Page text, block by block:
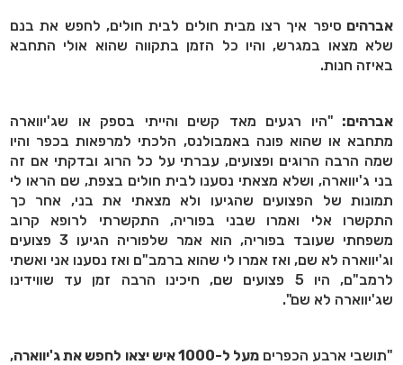
אברהיםסיפר איך רצו מבית חולים לבית חולים, לחפש את בנם
שלא מצאו במגרש, והיו כל הזמן בתקווה שהוא אולי התחבא
באיזה חנות.
אברהים: "היו רגעים מאד קשים והייתי בספק או שג'יווארה
מתחבא או שהוא פונה באמבולנס, הלכתי למרפאות בכפר והיו
שמה הרבה הרוגים ופצועים, עברתי על כל הרוג ובדקתי אם זה
בני ג'יווארה, ושלא מצאתי נסענו לבית חולים בצפת, שם הראו לי
תמונות של הפצועים שהגיעו ולא מצאתי את בני, אחר כך
התקשרו אלי ואמרו שבני בפוריה, התקשרתי לרופא קרוב
משפחתי שעובד בפוריה, הוא אמר שלפוריה הגיעו 3 פצועים
וג'יווארה לא שם, ואז אמרו לי שהוא ברמב"ם ואז נסענו אני ואשתי
לרמב"ם, היו 5 פצועים שם, חיכינו הרבה זמן עד שווידינו
שג'יווארה לא שם".
"תושבי ארבע הכפריםמעל ל-1000 איש יצאו לחפש את ג'יווארה
,